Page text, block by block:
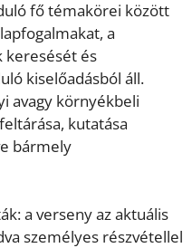
fő témakörei között
a
keresését és
kiselőadásból áll.
avagy környékbeli
kutatása
bármely
a verseny az aktuális
személyes részvétellel